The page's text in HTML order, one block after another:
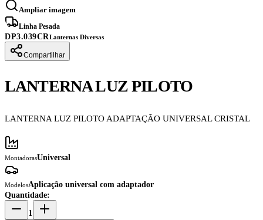
Ampliar imagem
Linha Pesada
DP3.039CRLanternas Diversas
Compartilhar
LANTERNA LUZ PILOTO
LANTERNA LUZ PILOTO ADAPTAÇÃO UNIVERSAL CRISTAL
MontadorasUniversal
ModelosAplicação universal com adaptador
Quantidade:
1